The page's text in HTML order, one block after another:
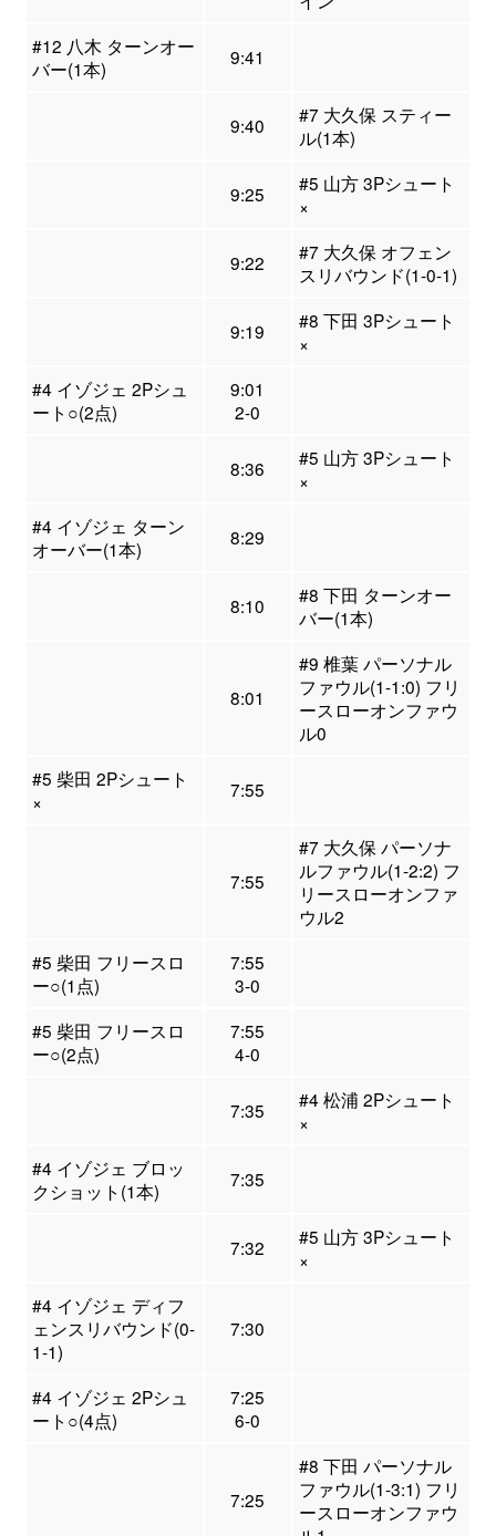
#12 八木 ターンオー
バー(1本)
9:41
9:40
#7 大久保 スティー
ル(1本)
9:25
#5 山方 3Pシュート
×
9:22
#7 大久保 オフェン
スリバウンド(1-0-1)
9:19
#8 下田 3Pシュート
×
#4 イゾジェ 2Pシュ
ート○(2点)
9:01
2-0
8:36
#5 山方 3Pシュート
×
#4 イゾジェ ターン
オーバー(1本)
8:29
8:10
#8 下田 ターンオー
バー(1本)
8:01
#9 椎葉 パーソナル
ファウル(1-1:0) フリ
ースローオンファウ
ル0
#5 柴田 2Pシュート
×
7:55
7:55
#7 大久保 パーソナ
ルファウル(1-2:2) フ
リースローオンファ
ウル2
#5 柴田 フリースロ
ー○(1点)
7:55
3-0
#5 柴田 フリースロ
ー○(2点)
7:55
4-0
7:35
#4 松浦 2Pシュート
×
#4 イゾジェ ブロッ
クショット(1本)
7:35
7:32
#5 山方 3Pシュート
×
#4 イゾジェ ディフ
ェンスリバウンド(0-
1-1)
7:30
#4 イゾジェ 2Pシュ
ート○(4点)
7:25
6-0
7:25
#8 下田 パーソナル
ファウル(1-3:1) フリ
ースローオンファウ